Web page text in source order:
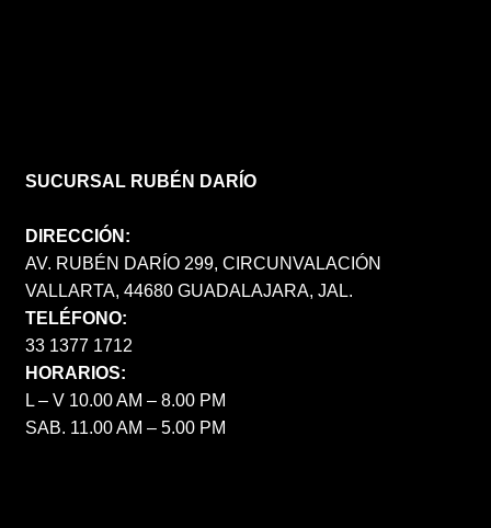
SUCURSAL RUBÉN DARÍO
DIRECCIÓN:
AV. RUBÉN DARÍO 299, CIRCUNVALACIÓN
VALLARTA, 44680 GUADALAJARA, JAL.
TELÉFONO:
33 1377 1712
HORARIOS:
L – V 10.00 AM – 8.00 PM
SAB. 11.00 AM – 5.00 PM